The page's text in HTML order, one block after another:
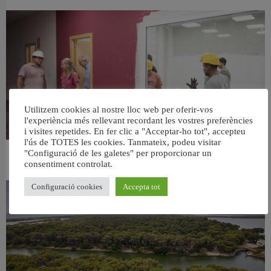
València ultima el nou centre per a persones majors del barri de Sant Antoni
Utilitzem cookies al nostre lloc web per oferir-vos
l'experiència més rellevant recordant les vostres preferències
i visites repetides. En fer clic a "Acceptar-ho tot", accepteu
l'ús de TOTES les cookies. Tanmateix, podeu visitar
"Configuració de les galetes" per proporcionar un
consentiment controlat.
Configuració cookies Accepta tot